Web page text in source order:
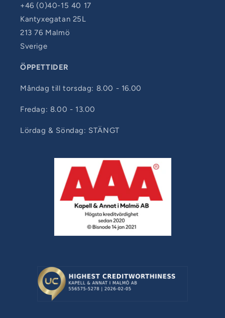
+46 (0)40-15 40 17
Kantyxegatan 25L
213 76 Malmö
Sverige
ÖPPETTIDER
Måndag till torsdag: 8.00 - 16.00
Fredag: 8.00 - 13.00
Lördag & Söndag: STÄNGT